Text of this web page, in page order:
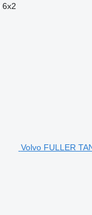
6x2
Volvo FULLER